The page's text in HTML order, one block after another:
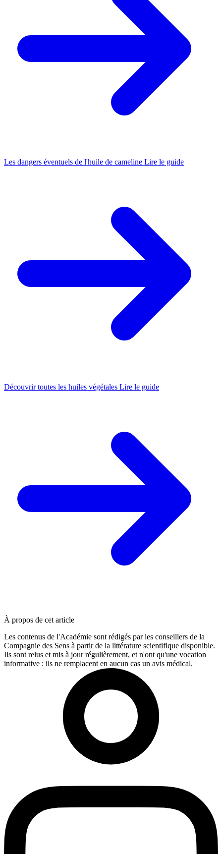
Les dangers éventuels de l'huile de cameline Lire le guide
Découvrir toutes les huiles végétales Lire le guide
À propos de cet article
Les contenus de l'Académie sont rédigés par les conseillers de la
Compagnie des Sens à partir de la littérature scientifique disponible.
Ils sont relus et mis à jour régulièrement, et n'ont qu'une vocation
informative : ils ne remplacent en aucun cas un avis médical.